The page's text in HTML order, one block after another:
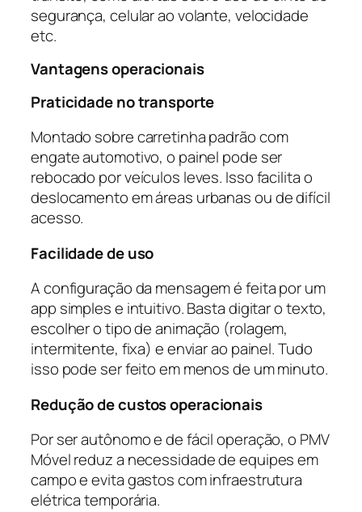
segurança, celular ao volante, velocidade
etc.
Vantagens operacionais
Praticidade no transporte
Montado sobre carretinha padrão com
engate automotivo, o painel pode ser
rebocado por veículos leves. Isso facilita o
deslocamento em áreas urbanas ou de difícil
acesso.
Facilidade de uso
A configuração da mensagem é feita por um
app simples e intuitivo. Basta digitar o texto,
escolher o tipo de animação (rolagem,
intermitente, fixa) e enviar ao painel. Tudo
isso pode ser feito em menos de um minuto.
Redução de custos operacionais
Por ser autônomo e de fácil operação, o PMV
Móvel reduz a necessidade de equipes em
campo e evita gastos com infraestrutura
elétrica temporária.